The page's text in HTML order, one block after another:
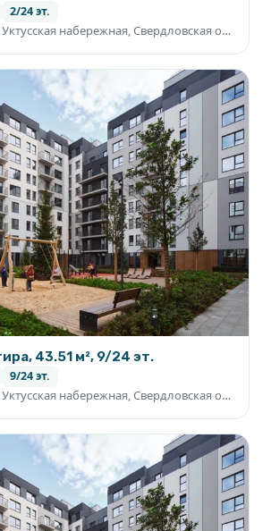
2/24 эт.
Екатеринбург, Уктусская набережная, Свердловская область
43.51 м², 9/24 эт.
9/24 эт.
Екатеринбург, Уктусская набережная, Свердловская область